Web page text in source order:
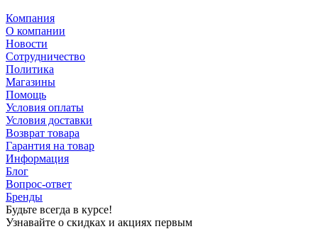
Компания
О компании
Новости
Сотрудничество
Политика
Магазины
Помощь
Условия оплаты
Условия доставки
Возврат товара
Гарантия на товар
Информация
Блог
Вопрос-ответ
Бренды
Будьте всегда в курсе!
Узнавайте о скидках и акциях первым